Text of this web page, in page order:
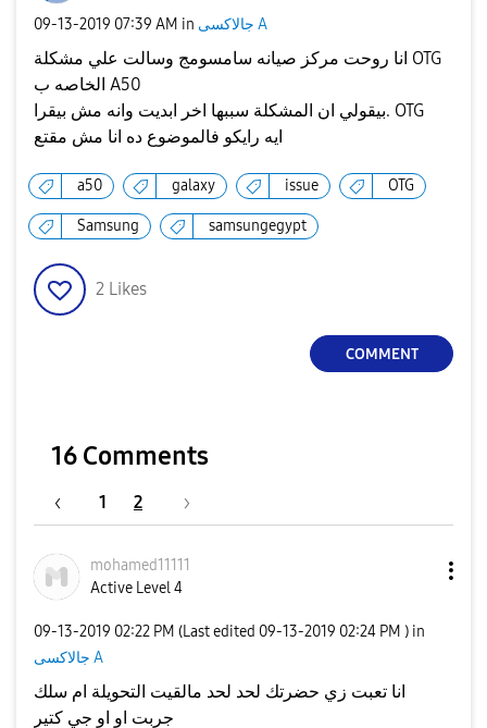
‎09-13-2019 07:39 AM in جالاكسى A
انا روحت مركز صيانه سامسومج وسالت علي مشكلة OTG
الخاصه ب A50
بيقولي ان المشكلة سببها اخر ابديت وانه مش بيقرا. OTG
ايه رايكو فالموضوع ده انا مش مقتع
a50 galaxy issue OTG
Samsung samsungegypt
2 Likes
COMMENT
16 Comments
1 2
mohamed11111
Active Level 4
‎09-13-2019 02:22 PM (Last edited ‎09-13-2019 02:24 PM ) in
جالاكسى A
انا تعبت زي حضرتك لحد لحد مالقيت التحويلة ام سلك
جربت او او جي كتير